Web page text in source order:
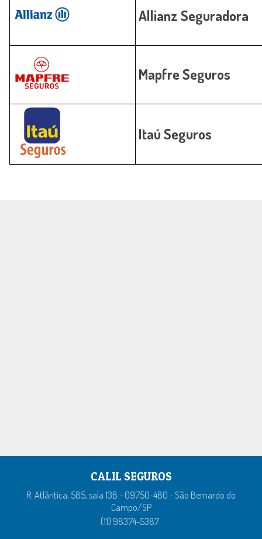
Allianz Seguradora
Mapfre Seguros
Itaú Seguros
CALIL SEGUROS
R. Atlântica, 585, sala 13B - 09750-480 - São Bernardo do
Campo/SP
(11) 98374-5387